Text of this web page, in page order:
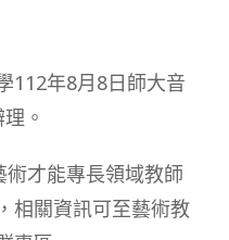
112年8月8日師大音
。
才能專長領域教師
相關資訊可至藝術教